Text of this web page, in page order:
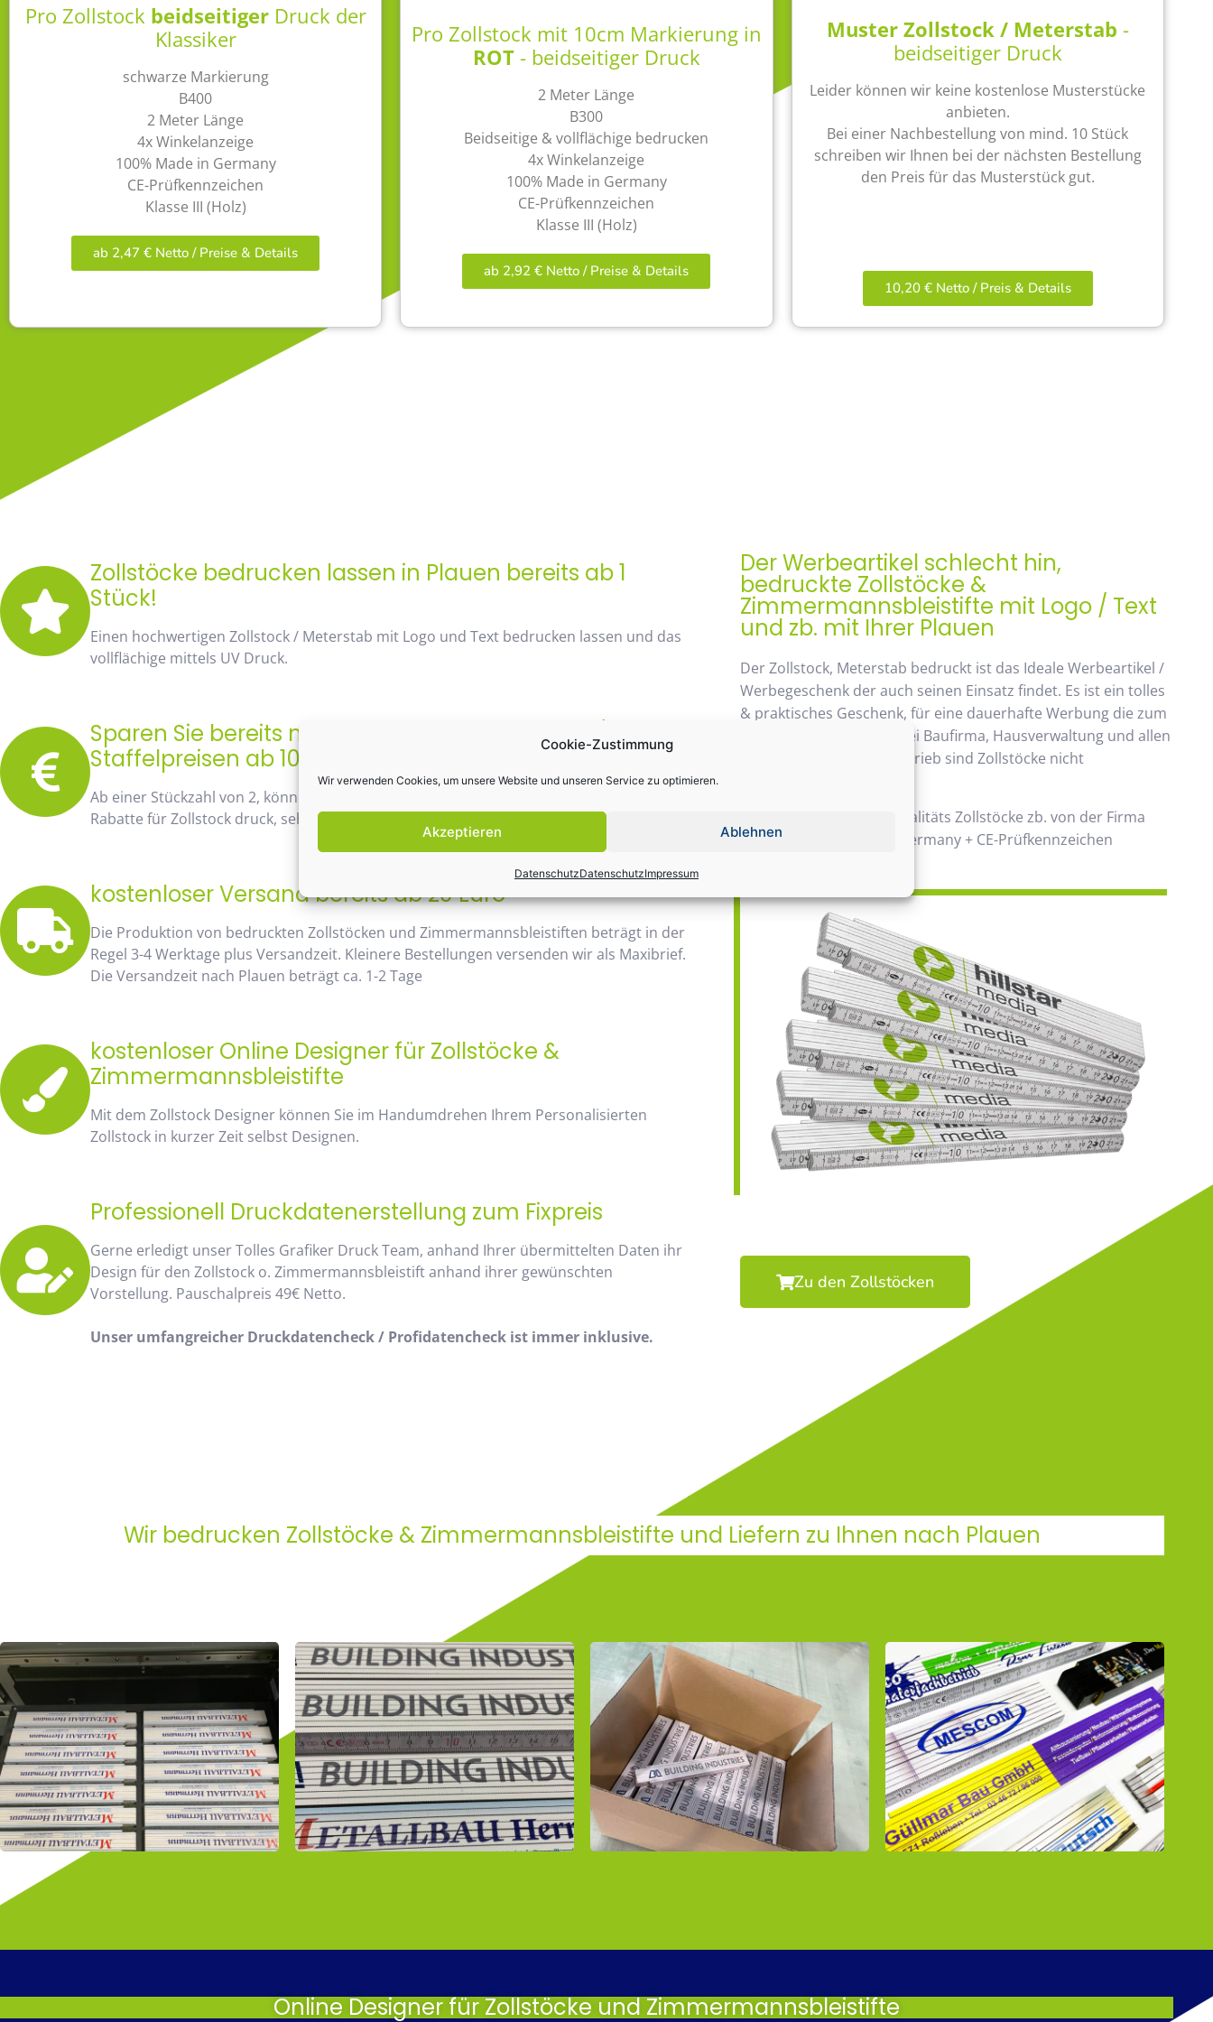
Cookie-Zustimmung
Wir verwenden Cookies, um unsere Website und unseren Service zu optimieren.
Akzeptieren Ablehnen
DatenschutzDatenschutzImpressum
Pro Zollstock beidseitiger Druck der
Klassiker
schwarze Markierung
B400
2 Meter Länge
4x Winkelanzeige
100% Made in Germany
CE-Prüfkennzeichen
Klasse III (Holz)
ab 2,47 € Netto / Preise & Details
Pro Zollstock mit 10cm Markierung in
ROT- beidseitiger Druck
2 Meter Länge
B300
Beidseitige & vollflächige bedrucken
4x Winkelanzeige
100% Made in Germany
CE-Prüfkennzeichen
Klasse III (Holz)
ab 2,92 € Netto / Preise & Details
Muster Zollstock / Meterstab -
beidseitiger Druck
Leider können wir keine kostenlose Musterstücke
anbieten.
Bei einer Nachbestellung von mind. 10 Stück
schreiben wir Ihnen bei der nächsten Bestellung
den Preis für das Musterstück gut.
10,20 € Netto / Preis & Details
Zollstöcke bedrucken lassen in Plauen bereits ab 1
Stück!
Einen hochwertigen Zollstock / Meterstab mit Logo und Text bedrucken lassen und das
vollflächige mittels UV Druck.
Sparen Sie bereits mit unserem Mengenrabatt /
Staffelpreisen ab 10 Stück fast 48%
Ab einer Stückzahl von 2, können Sie bereits von unserem Mengenrabatt profitieren. Die
Rabatte für Zollstock druck, sehen Sie sofort anhand der Staffelpreise.
kostenloser Versand bereits ab 20 Euro
Die Produktion von bedruckten Zollstöcken und Zimmermannsbleistiften beträgt in der
Regel 3-4 Werktage plus Versandzeit. Kleinere Bestellungen versenden wir als Maxibrief.
Die Versandzeit nach Plauen beträgt ca. 1-2 Tage
kostenloser Online Designer für Zollstöcke &
Zimmermannsbleistifte
Mit dem Zollstock Designer können Sie im Handumdrehen Ihrem Personalisierten
Zollstock in kurzer Zeit selbst Designen.
Professionell Druckdatenerstellung zum Fixpreis
Gerne erledigt unser Tolles Grafiker Druck Team, anhand Ihrer übermittelten Daten ihr
Design für den Zollstock o. Zimmermannsbleistift anhand ihrer gewünschten
Vorstellung. Pauschalpreis 49€ Netto.
Unser umfangreicher Druckdatencheck / Profidatencheck ist immer inklusive.
Der Werbeartikel schlecht hin,
bedruckte Zollstöcke &
Zimmermannsbleistifte mit Logo / Text
und zb. mit Ihrer Plauen
Der Zollstock, Meterstab bedruckt ist das Ideale Werbeartikel /
Werbegeschenk der auch seinen Einsatz findet. Es ist ein tolles
& praktisches Geschenk, für eine dauerhafte Werbung die zum
Einsatz kommt. Beliebt bei Baufirma, Hausverwaltung und allen
möglichen Handwerksbetrieb sind Zollstöcke nicht
Daher wir verwenden Qualitäts Zollstöcke zb. von der Firma
Bauma / 100% Made in Germany + CE-Prüfkennzeichen
Zu den Zollstöcken
Wir bedrucken Zollstöcke & Zimmermannsbleistifte und Liefern zu Ihnen nach Plauen
Online Designer für Zollstöcke und Zimmermannsbleistifte